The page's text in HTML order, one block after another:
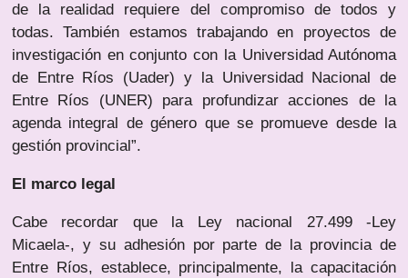
de la realidad requiere del compromiso de todos y
todas. También estamos trabajando en proyectos de
investigación en conjunto con la Universidad Autónoma
de Entre Ríos (Uader) y la Universidad Nacional de
Entre Ríos (UNER) para profundizar acciones de la
agenda integral de género que se promueve desde la
gestión provincial”.
El marco legal
Cabe recordar que la Ley nacional 27.499 -Ley
Micaela-, y su adhesión por parte de la provincia de
Entre Ríos, establece, principalmente, la capacitación